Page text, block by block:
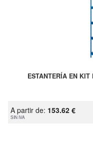
ESTANTERÍA EN KIT
A partir de: 153.62 €
SIN IVA